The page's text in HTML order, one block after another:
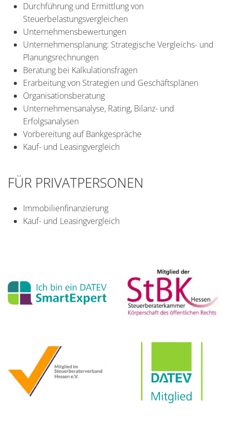
Durchführung und Ermittlung von
Steuerbelastungsvergleichen
Unternehmensbewertungen
Unternehmensplanung: Strategische Vergleichs- und
Planungsrechnungen
Beratung bei Kalkulationsfragen
Erarbeitung von Strategien und Geschäftsplänen
Organisationsberatung
Unternehmensanalyse, Rating, Bilanz- und
Erfolgsanalysen
Vorbereitung auf Bankgespräche
Kauf- und Leasingvergleich
FÜR PRIVATPERSONEN
Immobilienfinanzierung
Kauf- und Leasingvergleich